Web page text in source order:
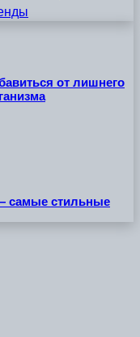
от лишнего
самые стильные